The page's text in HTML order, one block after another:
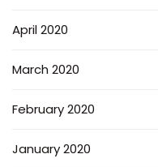
April 2020
March 2020
February 2020
January 2020